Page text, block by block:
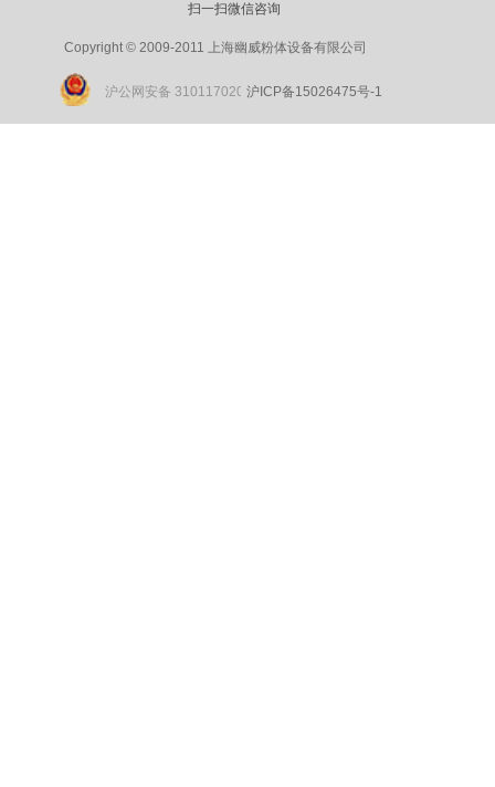
扫一扫微信咨询
沪公网安备 31011702002180号
沪ICP备15026475号-1
Copyright © 2009-2011 上海幽威粉体设备有限公司